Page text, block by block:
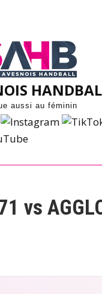
aussi au féminin
vs